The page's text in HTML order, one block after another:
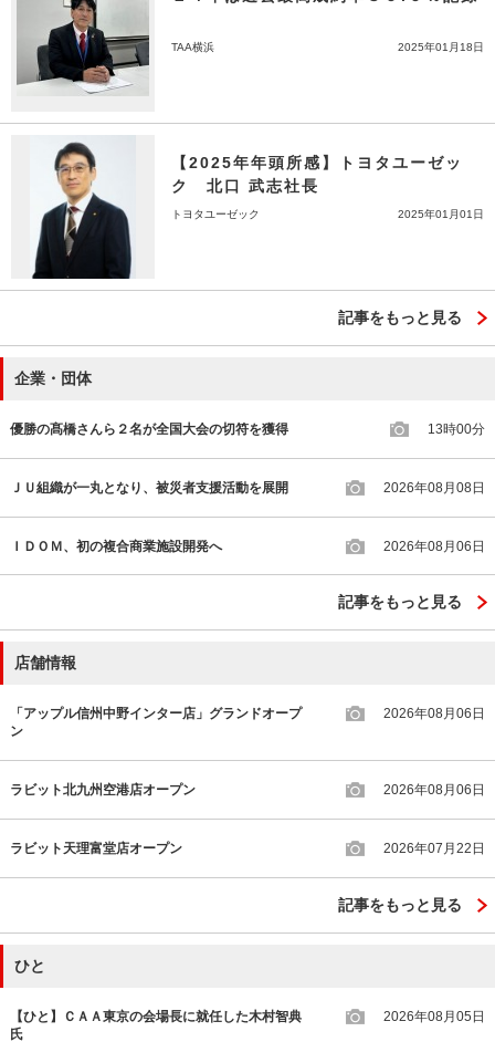
TAA横浜 2025年01月18日
【2025年年頭所感】トヨタユーゼッ
ク 北口 武志社長
トヨタユーゼック 2025年01月01日
記事をもっと見る
企業・団体
優勝の髙橋さんら２名が全国大会の切符を獲得 13時00分
ＪＵ組織が一丸となり、被災者支援活動を展開 2026年08月08日
ＩＤＯＭ、初の複合商業施設開発へ 2026年08月06日
記事をもっと見る
店舗情報
「アップル信州中野インター店」グランドオープ
ン
2026年08月06日
ラビット北九州空港店オープン 2026年08月06日
ラビット天理富堂店オープン 2026年07月22日
記事をもっと見る
ひと
【ひと】ＣＡＡ東京の会場長に就任した木村智典
氏
2026年08月05日